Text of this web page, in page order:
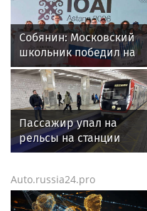
Собянин: Московский
школьник победил на
олимпиаде по
искусственному
интеллекту
Пассажир упал на
рельсы на станции
метро «Полежаевская»
Auto.russia24.pro